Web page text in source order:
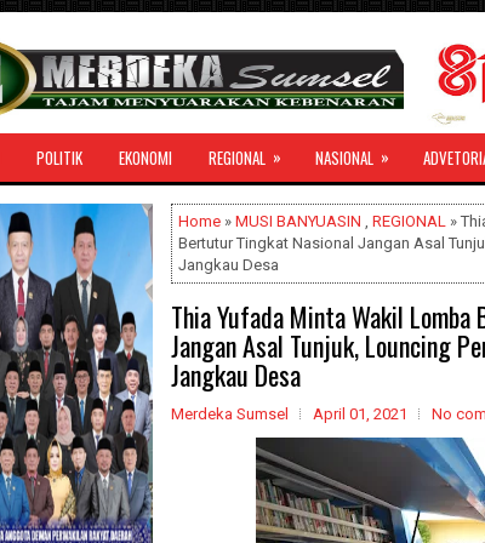
POLITIK EKONOMI REGIONAL » NASIONAL »
Home » MUSI BANYUASIN , REGIONAL »
Bertutur Tingkat Nasional Jangan Asal
Jangkau Desa
Thia Yufada Minta Wakil
Jangan Asal Tunjuk, Louncing
Jangkau Desa
Merdeka Sumsel April 01, 2021 No